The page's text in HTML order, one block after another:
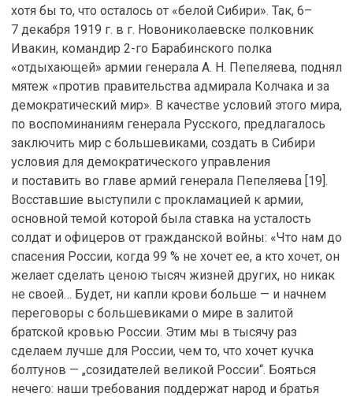
хотя бы то, что осталось от «белой Сибири». Так, 6–
7 декабря 1919 г. в г. Новониколаевске полковник
Ивакин, командир 2-го Барабинского полка
«отдыхающей» армии генерала А. Н. Пепеляева, поднял
мятеж «против правительства адмирала Колчака и за
демократический мир». В качестве условий этого мира,
по воспоминаниям генерала Русского, предлагалось
заключить мир с большевиками, создать в Сибири
условия для демократического управления
и поставить во главе армий генерала Пепеляева [19].
Восставшие выступили с прокламацией к армии,
основной темой которой была ставка на усталость
солдат и офицеров от гражданской войны: «Что нам до
спасения России, когда 99 % не хочет ее, а кто хочет, он
желает сделать ценою тысяч жизней других, но никак
не своей… Будет, ни капли крови больше — и начнем
переговоры с большевиками о мире в залитой
братской кровью России. Этим мы в тысячу раз
сделаем лучше для России, чем то, что хочет кучка
болтунов — „созидателей великой России“. Бояться
нечего: наши требования поддержат народ и братья